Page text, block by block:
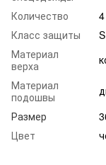
Количество
4
Класс защиты
Материал
верха
Материал
подошвы
Размер
Цвет